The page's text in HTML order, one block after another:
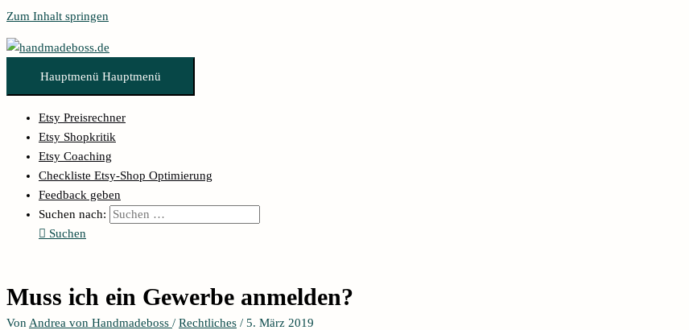
Zum Inhalt springen
Hauptmenü Hauptmenü
Etsy Preisrechner
Etsy Shopkritik
Etsy Coaching
Checkliste Etsy-Shop Optimierung
Feedback geben
Suchen nach:
Suchen
Muss ich ein Gewerbe anmelden?
Von Andrea von Handmadeboss / Rechtliches / 5. März 2019